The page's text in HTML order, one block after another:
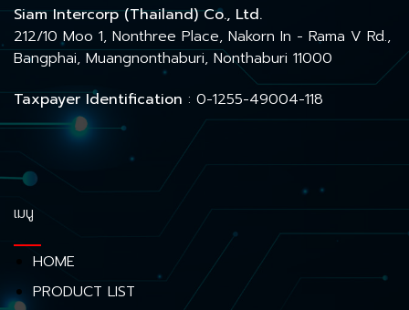
Siam Intercorp (Thailand) Co., Ltd.
212/10 Moo 1, Nonthree Place, Nakorn In - Rama V Rd.,
Bangphai, Muangnonthaburi, Nonthaburi 11000
Taxpayer Identification : 0-1255-49004-118
เมนู
HOME
PRODUCT LIST